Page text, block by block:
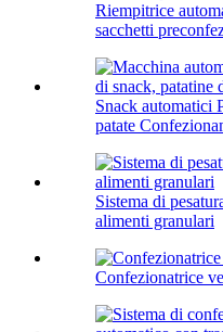
Riempitrice
sacchetti
Snack automatici
patate
Sistema di
alimenti granulari
Confezionatrice